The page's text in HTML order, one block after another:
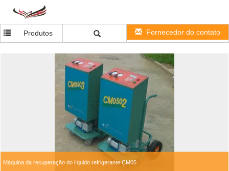
Produtos Fornecedor do contato
Máquina da recuperação do líquido refrigerante CM05